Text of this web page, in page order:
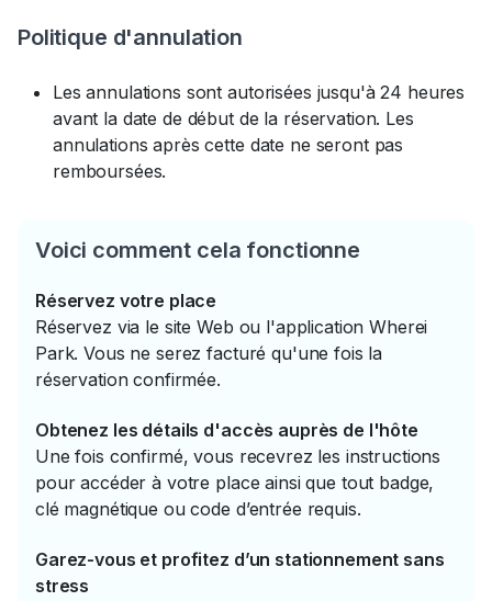
Politique d'annulation
Les annulations sont autorisées jusqu'à 24 heures
avant la date de début de la réservation. Les
annulations après cette date ne seront pas
remboursées.
Voici comment cela fonctionne
Réservez votre place
Réservez via le site Web ou l'application Wherei
Park. Vous ne serez facturé qu'une fois la
réservation confirmée.
Obtenez les détails d'accès auprès de l'hôte
Une fois confirmé, vous recevrez les instructions
pour accéder à votre place ainsi que tout badge,
clé magnétique ou code d’entrée requis.
Garez-vous et profitez d’un stationnement sans
stress